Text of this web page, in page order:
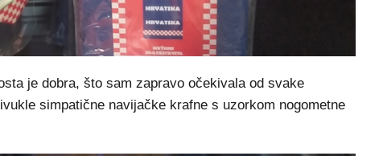
je dobra, što sam zapravo očekivala od svake
simpatične navijačke krafne s uzorkom nogometne